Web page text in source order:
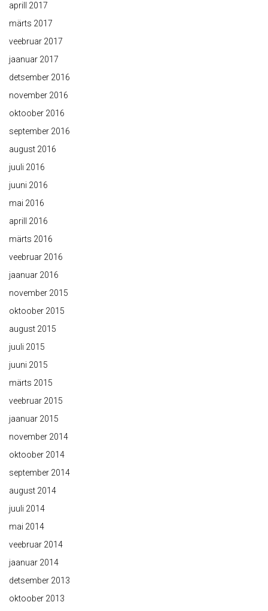
aprill 2017
märts 2017
veebruar 2017
jaanuar 2017
detsember 2016
november 2016
oktoober 2016
september 2016
august 2016
juuli 2016
juuni 2016
mai 2016
aprill 2016
märts 2016
veebruar 2016
jaanuar 2016
november 2015
oktoober 2015
august 2015
juuli 2015
juuni 2015
märts 2015
veebruar 2015
jaanuar 2015
november 2014
oktoober 2014
september 2014
august 2014
juuli 2014
mai 2014
veebruar 2014
jaanuar 2014
detsember 2013
oktoober 2013